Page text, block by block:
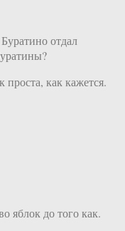
отдал
как кажется.
до того как.